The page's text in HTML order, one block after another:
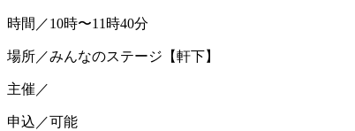
時間／10時〜11時40分
場所／みんなのステージ【軒下】
主催／
申込／可能